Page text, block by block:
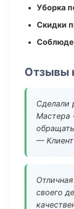
Уборка
Скидки
Отзывы
Сделали
Мастера
—
своего